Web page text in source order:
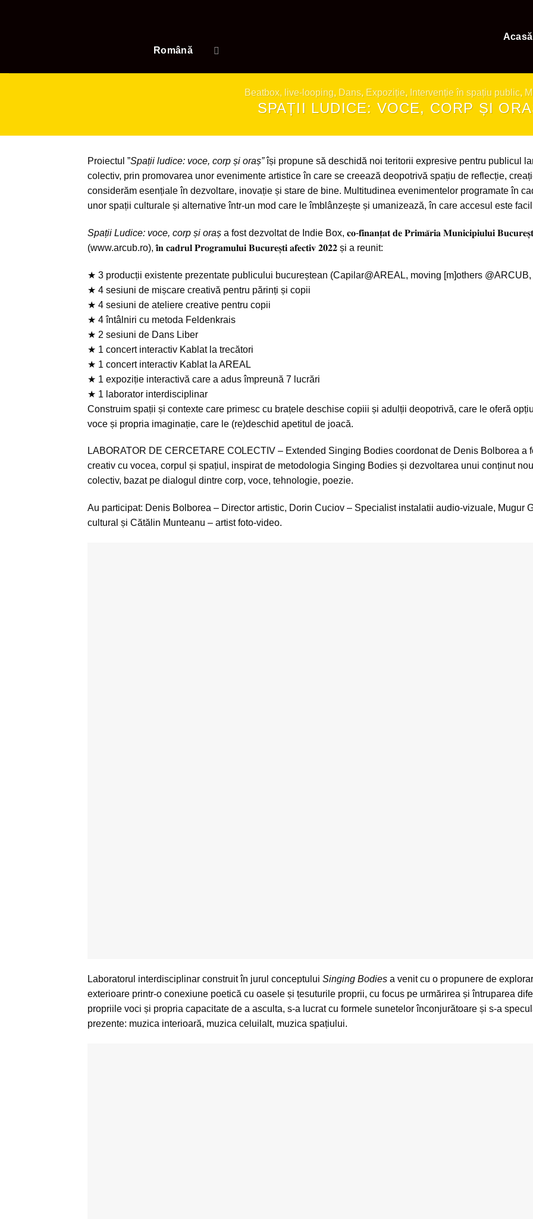
Română
Acasă
Beatbox, live-looping, Dans, Expoziție, Intervenție în spațiu public,
SPAȚII LUDICE: VOCE, CORP ȘI
Proiectul ”Spații ludice: voce, corp și oraș”își propune să deschidă noi teritorii expresive pentru publicul
colectiv, prin promovarea unor evenimente artistice în care se creează deopotrivă spațiu de reflecție,
considerăm esențiale în dezvoltare, inovație și stare de bine. Multitudinea evenimentelor programate în
unor spații culturale și alternative într-un mod care le îmblânzește și umanizează, în care accesul este
Spații Ludice: voce, corp și oraș a fost dezvoltat de Indie Box, 𝐜𝐨-𝐟𝐢𝐧𝐚𝐧𝐭̦𝐚𝐭 𝐝𝐞 𝐏𝐫𝐢𝐦𝐚̆𝐫𝐢𝐚 𝐌𝐮𝐧𝐢𝐜𝐢𝐩𝐢𝐮𝐥𝐮𝐢
(www.arcub.ro), 𝐢̂𝐧 𝐜𝐚𝐝𝐫𝐮𝐥 𝐏𝐫𝐨𝐠𝐫𝐚𝐦𝐮𝐥𝐮𝐢 𝐁𝐮𝐜𝐮𝐫𝐞𝐬̦𝐭𝐢 𝐚𝐟𝐞𝐜𝐭𝐢𝐯 𝟐𝟎𝟐𝟐 și a reunit:
★ 3 producții existente prezentate publicului bucureștean (Capilar@AREAL, moving [m]others
★ 4 sesiuni de mișcare creativă pentru părinți și copii
★ 4 sesiuni de ateliere creative pentru copii
★ 4 întâlniri cu metoda Feldenkrais
★ 2 sesiuni de Dans Liber
★ 1 concert interactiv Kablat la trecători
★ 1 concert interactiv Kablat la AREAL
★ 1 expoziție interactivă care a adus împreună 7 lucrări
★ 1 laborator interdisciplinar
Construim spații și contexte care primesc cu brațele deschise copiii și adulții deopotrivă, care le oferă
voce și propria imaginație, care le (re)deschid apetitul de joacă.
LABORATOR DE CERCETARE COLECTIV – Extended Singing Bodies coordonat de Denis Bolborea a
creativ cu vocea, corpul și spațiul, inspirat de metodologia Singing Bodies și dezvoltarea unui conținut
colectiv, bazat pe dialogul dintre corp, voce, tehnologie, poezie.
Au participat: Denis Bolborea – Director artistic, Dorin Cuciov – Specialist instalatii audio-vizuale, Mugur
cultural și Cătălin Munteanu – artist foto-video.
Laboratorul interdisciplinar construit în jurul conceptului Singing Bodies a venit cu o propunere de
exterioare printr-o conexiune poetică cu oasele și țesuturile proprii, cu focus pe urmărirea și întruparea
propriile voci și propria capacitate de a asculta, s-a lucrat cu formele sunetelor înconjurătoare și s-a
prezente: muzica interioară, muzica celuilalt, muzica spațiului.